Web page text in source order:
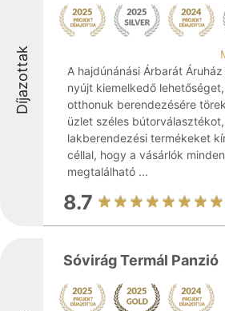
Díjazottak
A hajdúnánási Árbarát
nyújt kiemelkedő
otthonuk berendezésére
üzlet széles
lakberendezési termékeket
céllal, hogy a vásárlók
megtalálható ...
8.7
Sóvirág Termál Panzió